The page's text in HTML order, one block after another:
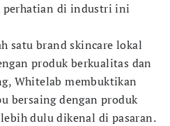
perhatian di industri ini
satu brand skincare lokal
produk berkualitas dan
Whitelab membuktikan
bersaing dengan produk
dulu dikenal di pasaran.